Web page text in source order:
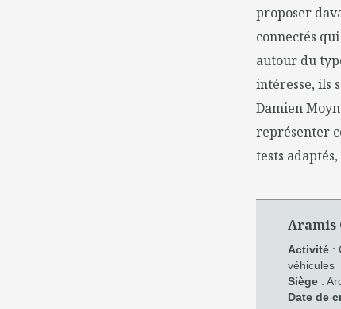
proposer
connectés
autour du
intéresse, ils
Damien
représenter
tests adaptés,
Aramis
Activité :
véhicules
Siège :
Date de